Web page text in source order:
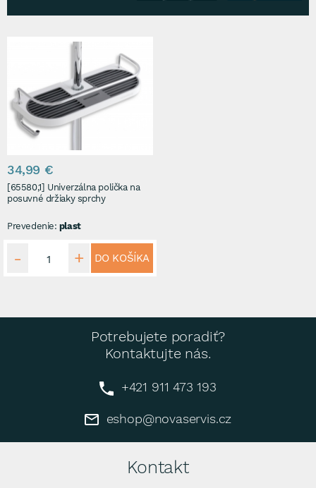
34,99 €
[65580,1] Univerzálna polička na
posuvné držiaky sprchy
Prevedenie: plast
DO KOŠÍKA
Potrebujete poradiť?
Kontaktujte nás.
+421 911 473 193
eshop@novaservis.cz
Kontakt